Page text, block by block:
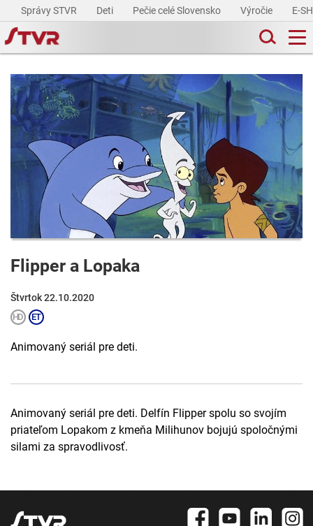
Správy STVR Deti Pečie celé Slovensko Výročie E-
Flipper a Lopaka
Štvrtok 22.10.2020
Animovaný seriál pre deti.
Animovaný seriál pre deti. Delfín Flipper spolu so svojím
priateľom Lopakom z kmeňa Milihunov bojujú spoločnými
silami za spravodlivosť.